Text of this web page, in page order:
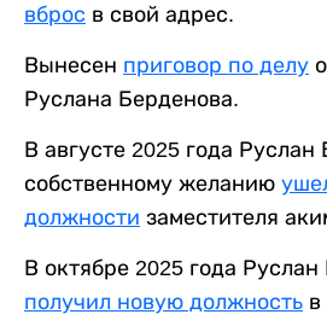
вброс в свой адрес.
Вынесен приговор по делу
Руслана Берденова.
В августе 2025 года Руслан
собственному желанию
должности заместителя
В октябре 2025 года
получил новую должность в